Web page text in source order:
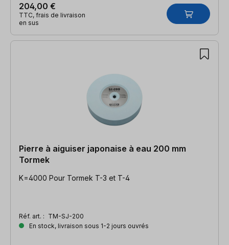
204,00 €
TTC, frais de livraison
en sus
Pierre à aiguiser japonaise à eau 200 mm
Tormek
K=4000 Pour Tormek T-3 et T-4
Réf. art. : TM-SJ-200
En stock, livraison sous 1-2 jours ouvrés